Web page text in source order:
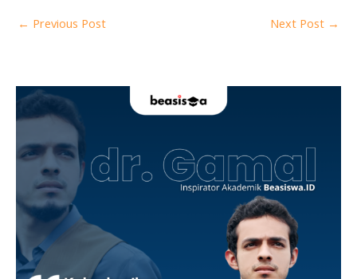
← Previous Post Next Post →